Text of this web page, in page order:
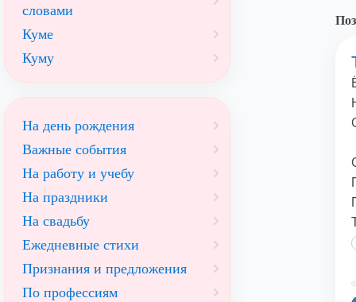
словами
Куме
Куму
На день рождения
Важные события
На работу и учебу
На праздники
На свадьбу
Ежедневные стихи
Признания и предложения
По профессиям